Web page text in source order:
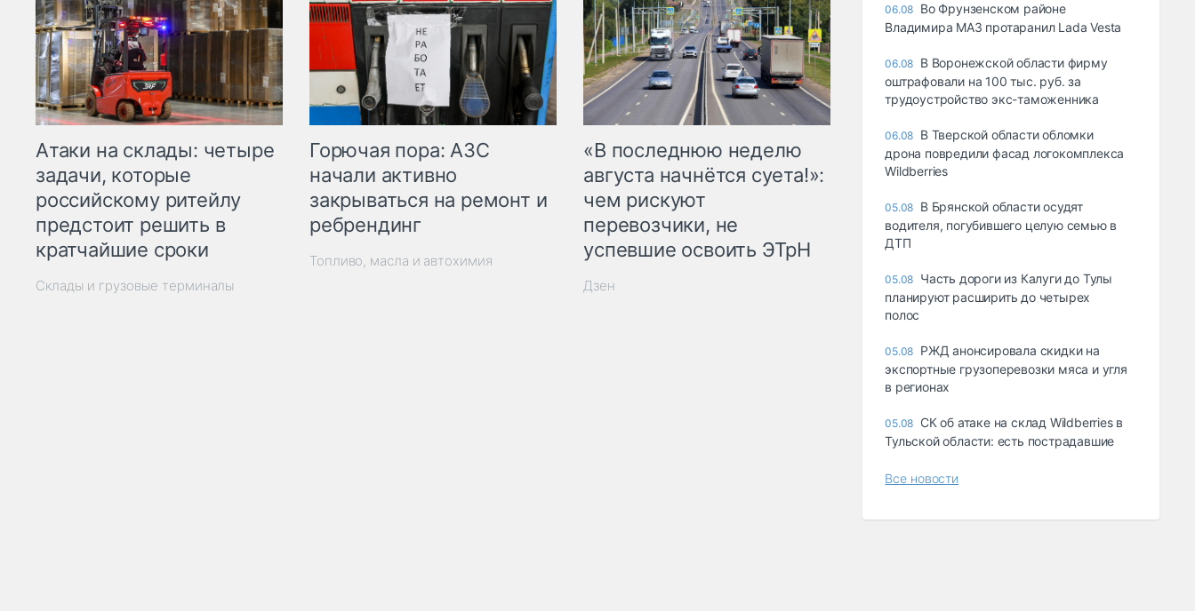
Атаки на склады: четыре
задачи, которые
российскому ритейлу
предстоит решить в
кратчайшие сроки
Склады и грузовые терминалы
Горючая пора: АЗС
начали активно
закрываться на ремонт и
ребрендинг
Топливо, масла и автохимия
«В последнюю неделю
августа начнётся суета!»:
чем рискуют
перевозчики, не
успевшие освоить ЭТрН
Дзен
06.08 Во Фрунзенском районе
Владимира МАЗ протаранил Lada Vesta
06.08 В Воронежской области фирму
оштрафовали на 100 тыс. руб. за
трудоустройство экс-таможенника
06.08 В Тверской области обломки
дрона повредили фасад логокомплекса
Wildberries
05.08 В Брянской области осудят
водителя, погубившего целую семью в
ДТП
05.08 Часть дороги из Калуги до Тулы
планируют расширить до четырех
полос
05.08 РЖД анонсировала скидки на
экспортные грузоперевозки мяса и угля
в регионах
05.08 СК об атаке на склад Wildberries в
Тульской области: есть пострадавшие
Все новости